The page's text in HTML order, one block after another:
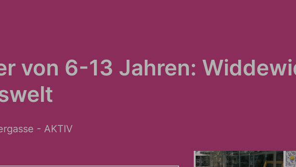
von 6-13 Jahren:
- AKTIV